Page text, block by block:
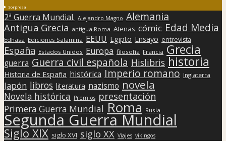
Sorpresa
2ª Guerra Mundial. Alejandro Magno Alemania
Antigua Grecia antigua Roma Atenas cómic Edad Media
Edhasa Ediciones Salamina EEUU Egipto Ensayo entrevista
España Estados Unidos Europa filosofía Francia Grecia
guerra Guerra civil española Hislibris historia
Historia de España histórica Imperio romano Inglaterra
Japón libros literatura nazismo novela
Novela histórica Premios presentación
Primera Guerra Mundial Roma Rusia
Segunda Guerra Mundial
Siglo XIX siglo XVI siglo XX Viajes vikingos